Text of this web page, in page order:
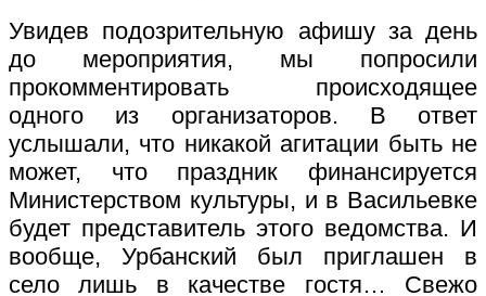
Увидев подозрительную афишу за день
до мероприятия, мы попросили
прокомментировать происходящее
одного из организаторов. В ответ
услышали, что никакой агитации быть не
может, что праздник финансируется
Министерством культуры, и в Васильевке
будет представитель этого ведомства. И
вообще, Урбанский был приглашен в
село лишь в качестве гостя… Свежо